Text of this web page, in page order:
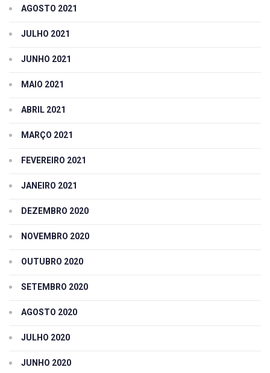
AGOSTO 2021
JULHO 2021
JUNHO 2021
MAIO 2021
ABRIL 2021
MARÇO 2021
FEVEREIRO 2021
JANEIRO 2021
DEZEMBRO 2020
NOVEMBRO 2020
OUTUBRO 2020
SETEMBRO 2020
AGOSTO 2020
JULHO 2020
JUNHO 2020